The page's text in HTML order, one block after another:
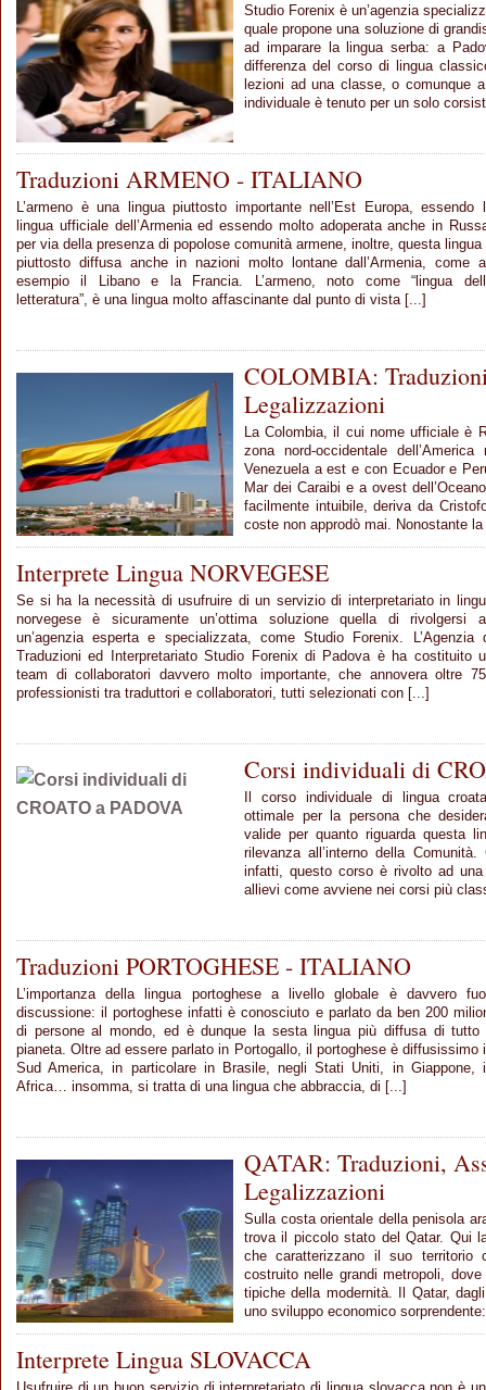
Studio Forenix è un’agenzia
quale propone una soluzione di
ad imparare la lingua serba: a
differenza del corso di lingua
lezioni ad una classe, o comunque
individuale è tenuto per un solo
Traduzioni ARMENO - ITALIANO
L’armeno è una lingua piuttosto importante nell’Est Europa, essendo
lingua ufficiale dell’Armenia ed essendo molto adoperata anche in
per via della presenza di popolose comunità armene, inoltre, questa lingua
piuttosto diffusa anche in nazioni molto lontane dall’Armenia, come
esempio il Libano e la Francia. L’armeno, noto come “lingua
letteratura”, è una lingua molto affascinante dal punto di vista [...]
COLOMBIA:
Legalizzazioni
La Colombia, il cui nome ufficiale è
zona nord-occidentale
Venezuela a est e con Ecuador e
Mar dei Caraibi e a ovest
facilmente intuibile, deriva da
coste non approdò mai. Nonostante
Interprete Lingua NORVEGESE
Se si ha la necessità di usufruire di un servizio di interpretariato in
norvegese è sicuramente un’ottima soluzione quella di rivolgersi
un’agenzia esperta e specializzata, come Studio Forenix. L’Agenzia
Traduzioni ed Interpretariato Studio Forenix di Padova è ha costituito
team di collaboratori davvero molto importante, che annovera oltre
professionisti tra traduttori e collaboratori, tutti selezionati con [...]
Corsi individuali di
Il corso individuale di lingua
ottimale per la persona che
valide per quanto riguarda questa
rilevanza all’interno della
infatti, questo corso è rivolto ad
allievi come avviene nei corsi più
Traduzioni PORTOGHESE - ITALIANO
L’importanza della lingua portoghese a livello globale è davvero
discussione: il portoghese infatti è conosciuto e parlato da ben 200
di persone al mondo, ed è dunque la sesta lingua più diffusa di tutto
pianeta. Oltre ad essere parlato in Portogallo, il portoghese è diffusissimo
Sud America, in particolare in Brasile, negli Stati Uniti, in Giappone,
Africa… insomma, si tratta di una lingua che abbraccia, di [...]
QATAR: Traduzioni,
Legalizzazioni
Sulla costa orientale della penisola
trova il piccolo stato del Qatar. Qui
che caratterizzano il suo territorio
costruito nelle grandi metropoli,
tipiche della modernità. Il Qatar,
uno sviluppo economico
Interprete Lingua SLOVACCA